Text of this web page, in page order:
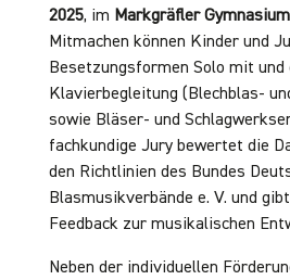
2025, im Markgräfler
Mitmachen können Kinder und
Besetzungsformen Solo mit und
Klavierbegleitung (Blechblas-
sowie Bläser- und
fachkundige Jury bewertet die
den Richtlinien des Bundes
Blasmusikverbände e. V. und
Feedback zur musikalischen
Neben der individuellen